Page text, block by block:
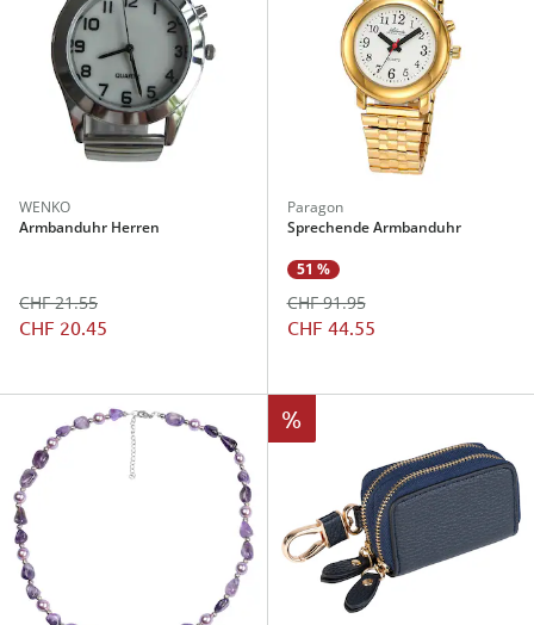
WENKO
Armbanduhr Herren
CHF 21.55
CHF 20.45
Paragon
Sprechende Armbanduhr
51 %
CHF 91.95
CHF 44.55
%